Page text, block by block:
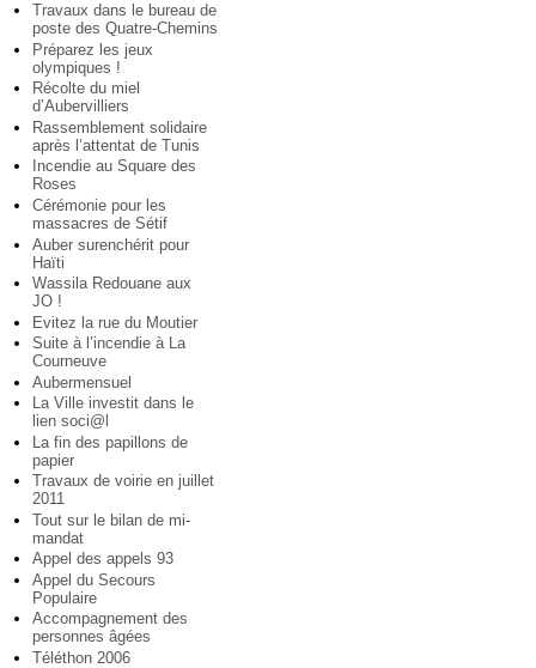
Travaux dans le bureau de
poste des Quatre-Chemins
Préparez les jeux
olympiques !
Récolte du miel
d’Aubervilliers
Rassemblement solidaire
après l’attentat de Tunis
Incendie au Square des
Roses
Cérémonie pour les
massacres de Sétif
Auber surenchérit pour
Haïti
Wassila Redouane aux
JO !
Evitez la rue du Moutier
Suite à l’incendie à La
Courneuve
Aubermensuel
La Ville investit dans le
lien soci@l
La fin des papillons de
papier
Travaux de voirie en juillet
2011
Tout sur le bilan de mi-
mandat
Appel des appels 93
Appel du Secours
Populaire
Accompagnement des
personnes âgées
Téléthon 2006